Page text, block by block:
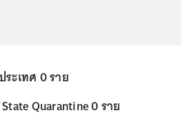
ะเทศ 0 ราย
Quarantine 0 ราย